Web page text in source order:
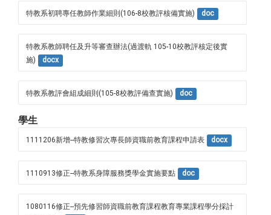
特教系初聘專任教師作業細則(106-8校教評核備實施) doc
特教系教師聘任及升等審查辦法(過渡軌 105-10校教評核定後實
施)
docx
特教系教評會組成細則(105-8校教評備查實施) doc
學生
1111206新增--特教修習次專長師資職前教育課程申請表 docx
1110913修正--特教系身障服務獎學金實施要點 doc
1080116修正--預先修習師資職前教育課程教育專業課程學分採計